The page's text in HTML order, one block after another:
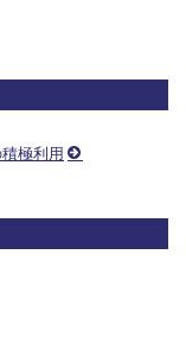
極利用